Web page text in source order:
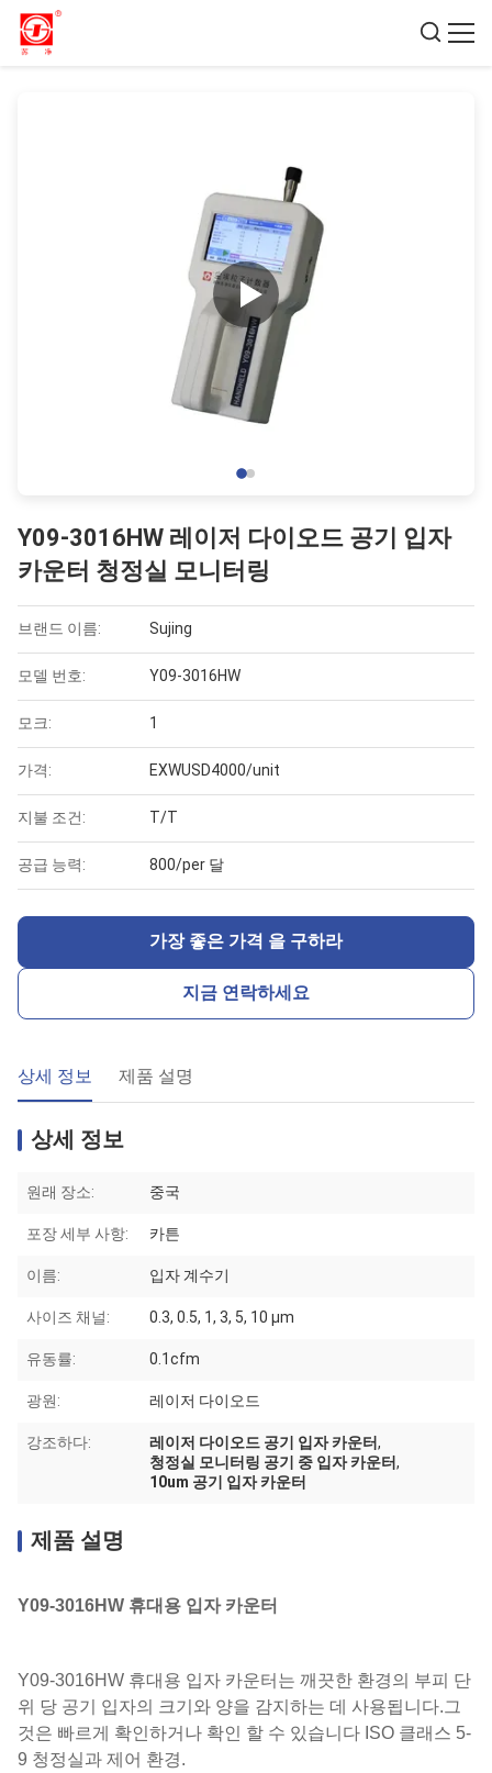
Y09-3016HW 레이저 다이오드 공기 입자
카운터 청정실 모니터링
브랜드 이름: Sujing
모델 번호: Y09-3016HW
모크: 1
가격: EXWUSD4000/unit
지불 조건: T/T
공급 능력: 800/per 달
가장 좋은 가격 을 구하라
지금 연락하세요
상세 정보 제품 설명
상세 정보
원래 장소: 중국
포장 세부 사항: 카튼
이름: 입자 계수기
사이즈 채널: 0.3, 0.5, 1, 3, 5, 10 μm
유동률: 0.1cfm
광원: 레이저 다이오드
강조하다: 레이저 다이오드 공기 입자 카운터,
청정실 모니터링 공기 중 입자 카운터,
10um 공기 입자 카운터
제품 설명
Y09-3016HW 휴대용 입자 카운터
Y09-3016HW 휴대용 입자 카운터는 깨끗한 환경의 부피 단
위 당 공기 입자의 크기와 양을 감지하는 데 사용됩니다.그
것은 빠르게 확인하거나 확인 할 수 있습니다 ISO 클래스 5-
9 청정실과 제어 환경.